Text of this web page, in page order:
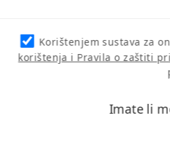
Korištenjem sustava za
korištenja i Pravila o zaštiti
Imate li